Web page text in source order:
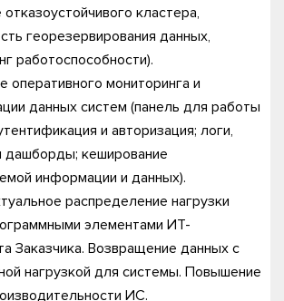
отказоустойчивого кластера,
георезервирования данных,
работоспособности).
оперативного мониторинга и
данных систем (панель для работы
и авторизация; логи,
дашборды; кеширование
информации и данных).
распределение нагрузки
элементами ИТ-
Заказчика. Возвращение данных с
нагрузкой для системы. Повышение
ИС.